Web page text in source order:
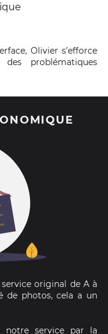
Olivier s’efforce
problématiques
original de A à
de photos, cela a un
notre service par la